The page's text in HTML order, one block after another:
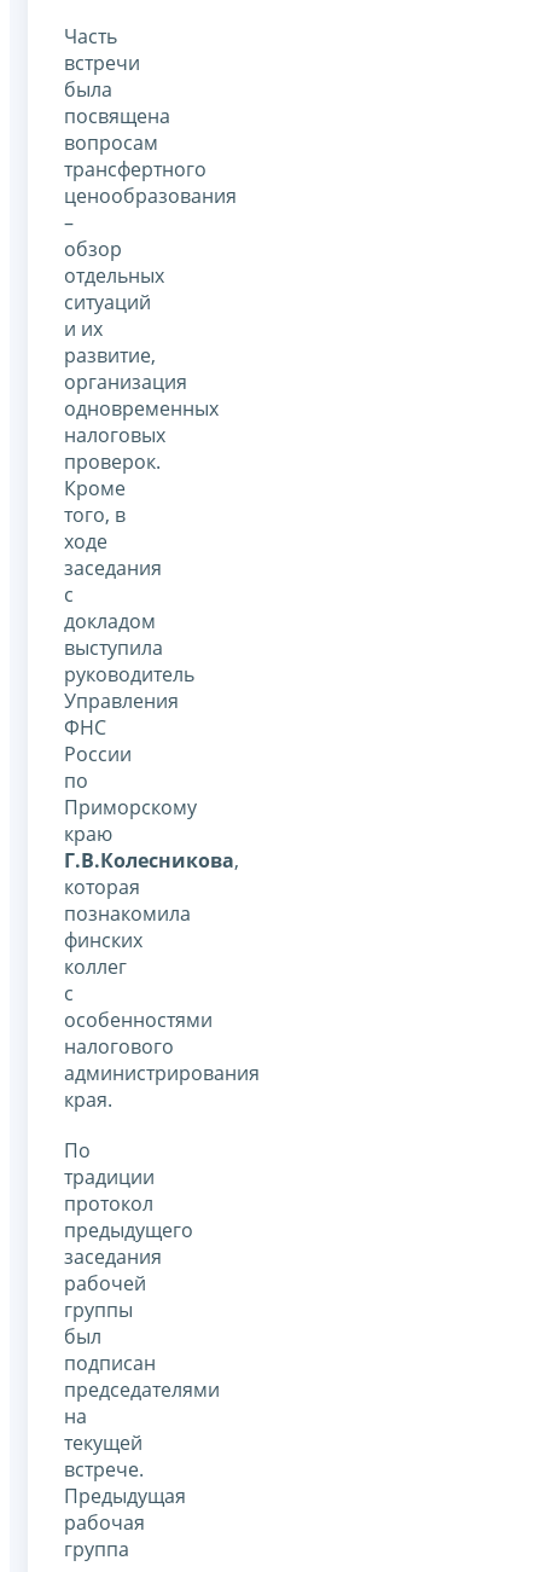
Часть
встречи
была
посвящена
вопросам
трансфертного
ценообразования
–
обзор
отдельных
ситуаций
и их
развитие,
организация
одновременных
налоговых
проверок.
Кроме
того, в
ходе
заседания
с
докладом
выступила
руководитель
Управления
ФНС
России
по
Приморскому
краю
Г.В.Колесникова,
которая
познакомила
финских
коллег
с
особенностями
налогового
администрирования
края.
По
традиции
протокол
предыдущего
заседания
рабочей
группы
был
подписан
председателями
на
текущей
встрече.
Предыдущая
рабочая
группа